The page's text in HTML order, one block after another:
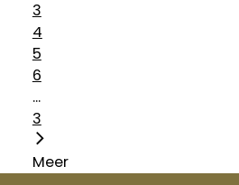
3
4
5
6
...
3
Meer